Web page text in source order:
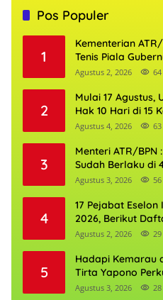
Pos Populer
1
Kementerian
Tenis Piala
Agustus 2, 2026 64
2
Mulai 17 Agustus,
Hak 10 Hari di 15
Agustus 4, 2026 63
3
Menteri ATR/BPN
Sudah Berlaku di
Agustus 3, 2026 56
4
17 Pejabat Eselon
2026, Berikut
Agustus 2, 2026 29
5
Hadapi Kemarau
Tirta Yapono
Agustus 3, 2026 28